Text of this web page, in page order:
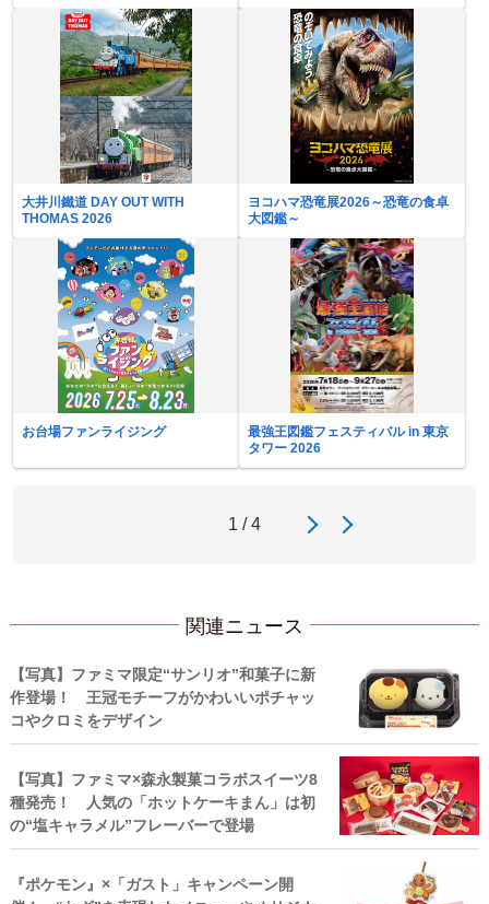
大井川鐵道 DAY OUT WITH
THOMAS 2026
ヨコハマ恐竜展2026～恐竜の食卓
大図鑑～
お台場ファンライジング
最強王図鑑フェスティバル in 東京
タワー 2026
1 / 4
関連ニュース
【写真】ファミマ限定“サンリオ”和菓子に新
作登場！ 王冠モチーフがかわいいポチャッ
コやクロミをデザイン
【写真】ファミマ×森永製菓コラボスイーツ8
種発売！ 人気の「ホットケーキまん」は初
の“塩キャラメル”フレーバーで登場
『ポケモン』×「ガスト」キャンペーン開